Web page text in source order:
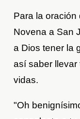
Para la
Novena a San
a Dios tener la
así saber
vidas.
"Oh